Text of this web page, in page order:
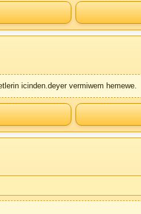
icinden.deyer vermiwem hemewe.